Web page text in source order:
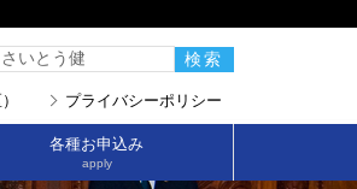
プライバシーポリシー
各種お申込み
apply